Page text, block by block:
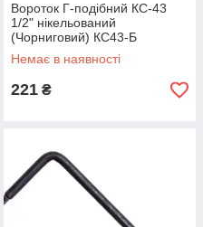
Вороток Г-подібний КС-43
1/2" нікельований
(Чорниговий) КС43-Б
Немає в наявності
221 ₴